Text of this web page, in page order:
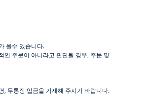
올수 있습니다.
인 주문이 아니라고 판단될 경우 주문 및
무통장 입금을 기재해 주시기 바랍니다.